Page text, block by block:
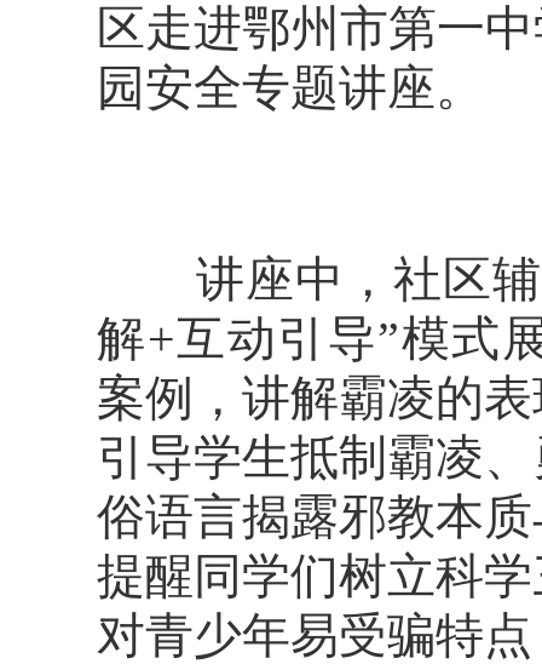
区走进鄂州市第一
园安全专题讲座。
讲座中，社区辅
解+互动引导”模式
案例，讲解霸凌的
引导学生抵制霸凌
俗语言揭露邪教本
提醒同学们树立科
对青少年易受骗特